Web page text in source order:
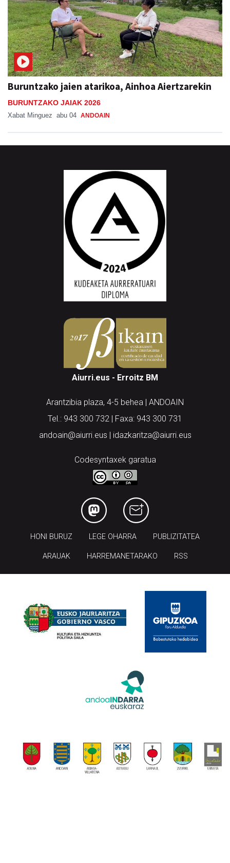
Buruntzako jaien atarikoa, Ainhoa Aiertzarekin
BURUNTZAKO JAIAK 2026
Xabat Minguez abu 04 ANDOAIN
Aiurri.eus - Erroitz BM
Arantzibia plaza, 4-5 behea | ANDOAIN
Tel.: 943 300 732 | Faxa: 943 300 731
andoain@aiurri.eus | idazkaritza@aiurri.eus
Codesyntaxek garatua
HONI BURUZ LEGE OHARRA PUBLIZITATEA
ARAUAK HARREMANETARAKO RSS